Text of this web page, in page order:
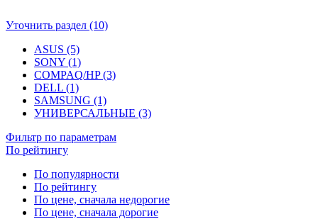
Уточнить раздел (10)
ASUS (5)
SONY (1)
COMPAQ/HP (3)
DELL (1)
SAMSUNG (1)
УНИВЕРСАЛЬНЫЕ (3)
Фильтр по параметрам
По рейтингу
По популярности
По рейтингу
По цене, сначала недорогие
По цене, сначала дорогие